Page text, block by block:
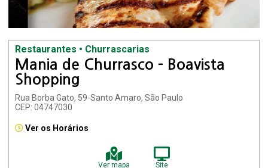
Restaurantes • Churrascarias
Mania de Churrasco - Boavista
Shopping
Rua Borba Gato, 59-Santo Amaro, São Paulo
CEP: 04747030
Ver os Horários
Ver mapa Site